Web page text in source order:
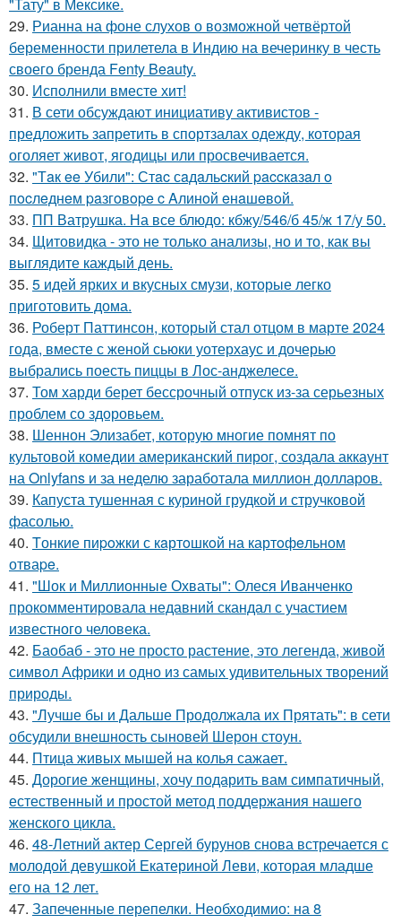
29. Рианна на фоне слухов о возможной четвёртой
беременности прилетела в Индию на вечеринку в честь
своего бренда Fenty Beauty.
30. Исполнили вместе хит!
31. В сети обсуждают инициативу активистов -
предложить запретить в спортзалах одежду, которая
оголяет живот, ягодицы или просвечивается.
32. "Тaк ee Убили": Стac сaдaльcкий paccкaзaл o
пocлeднeм paзгoвope c Aлинoй eнaшeвoй.
33. ПП Ватрушка. На все блюдо: кбжу/546/б 45/ж 17/у 50.
34. Щитовидка - это не только анализы, но и то, как вы
выглядите каждый день.
35. 5 идей ярких и вкусных смузи, которые легко
приготовить дома.
36. Роберт Паттинсон, который стал отцом в марте 2024
года, вместе с женой сьюки уотерхаус и дочерью
выбрались поесть пиццы в Лос-анджелесе.
37. Том харди берет бессрочный отпуск из-за серьезных
проблем со здоровьем.
38. Шеннон Элизабет, которую многие помнят по
культовой комедии американский пирог, создала аккаунт
на Onlyfans и за неделю заработала миллион долларов.
39. Капуста тушенная с куриной грудкой и стручковой
фасолью.
40. Tонкие пиpoжки с кaртoшкoй на картoфeльном
отваpe.
41. "Шок и Миллионные Охваты": Олеся Иванченко
прокомментировала недавний скандал с участием
известного человека.
42. Баобаб - это не просто растение, это легенда, живой
символ Африки и одно из самых удивительных творений
природы.
43. "Лучше бы и Дальше Продолжала их Прятать": в сети
обсудили внешность сыновей Шерон стоун.
44. Птица живых мышей на колья сажает.
45. Дорогие женщины, хочу подарить вам симпатичный,
естественный и простой метод поддержания нашего
женского цикла.
46. 48-Летний актер Сергей бурунов снова встречается с
молодой девушкой Екатериной Леви, которая младше
его на 12 лет.
47. Запеченные перепелки. Необходимио: на 8